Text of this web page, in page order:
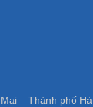
– Thành phố Hà